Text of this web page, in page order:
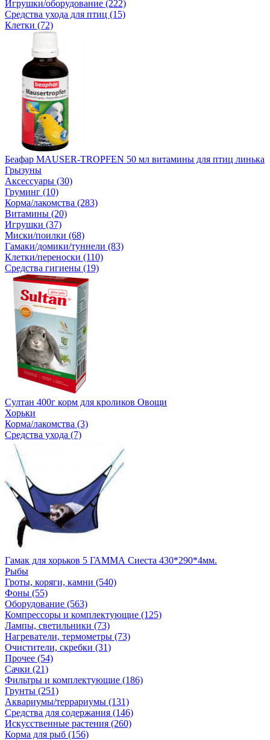
Игрушки/оборудование (222)
Средства ухода для птиц (15)
Клетки (72)
Беафар MAUSER-TROPFEN 50 мл витамины для птиц линька
Грызуны
Аксессуары (30)
Груминг (10)
Корма/лакомства (283)
Витамины (20)
Игрушки (37)
Миски/поилки (68)
Гамаки/домики/туннели (83)
Клетки/переноски (110)
Средства гигиены (19)
Султан 400г корм для кроликов Овощи
Хорьки
Корма/лакомства (3)
Средства ухода (7)
Гамак для хорьков 5 ГАММА Сиеста 430*290*4мм.
Рыбы
Гроты, коряги, камни (540)
Фоны (55)
Оборудование (563)
Компрессоры и комплектующие (125)
Лампы, светильники (73)
Нагреватели, термометры (73)
Очистители, скребки (31)
Прочее (54)
Сачки (21)
Фильтры и комплектующие (186)
Грунты (251)
Аквариумы/террариумы (131)
Средства для содержания (146)
Искусственные растения (260)
Корма для рыб (156)